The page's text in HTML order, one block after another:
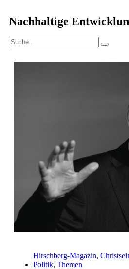
Nachhaltige
Hirschberg-Magazin,
Politik, Themen